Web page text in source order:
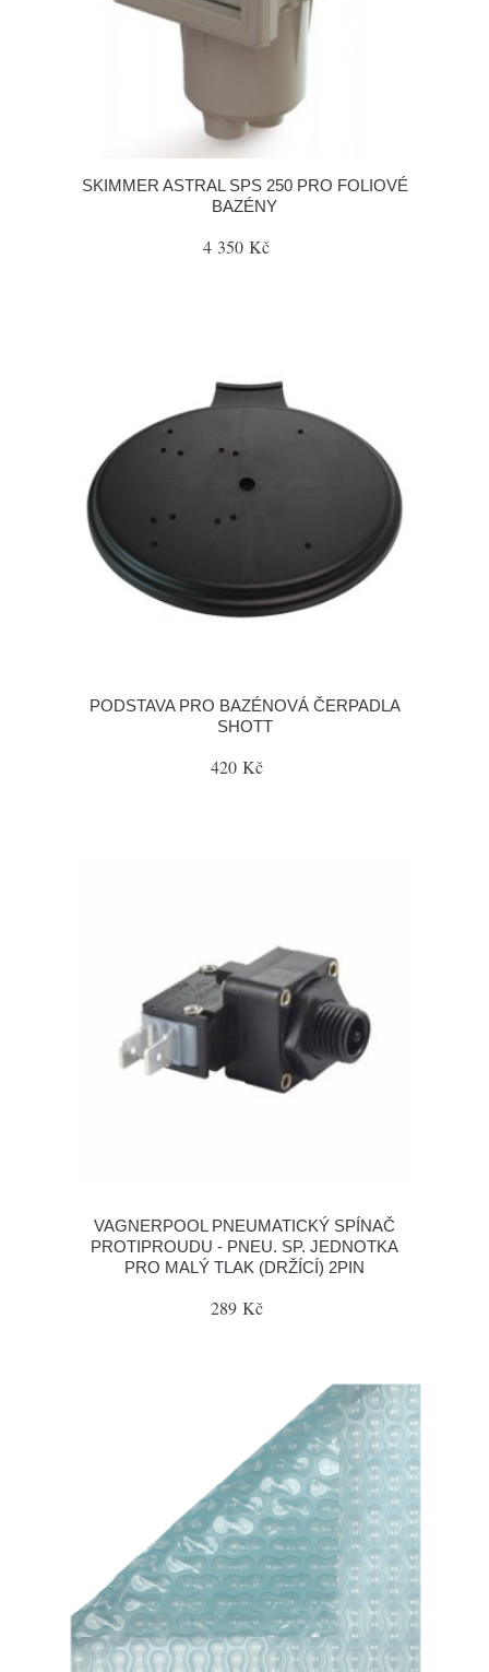
SKIMMER ASTRAL SPS 250 PRO FOLIOVÉ
BAZÉNY
4 350 Kč
PODSTAVA PRO BAZÉNOVÁ ČERPADLA
SHOTT
420 Kč
VAGNERPOOL PNEUMATICKÝ SPÍNAČ
PROTIPROUDU - PNEU. SP. JEDNOTKA
PRO MALÝ TLAK (DRŽÍCÍ) 2PIN
289 Kč